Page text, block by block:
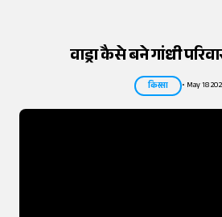
वाड्रा कैसे बने गांधी
किस्सा • May 18